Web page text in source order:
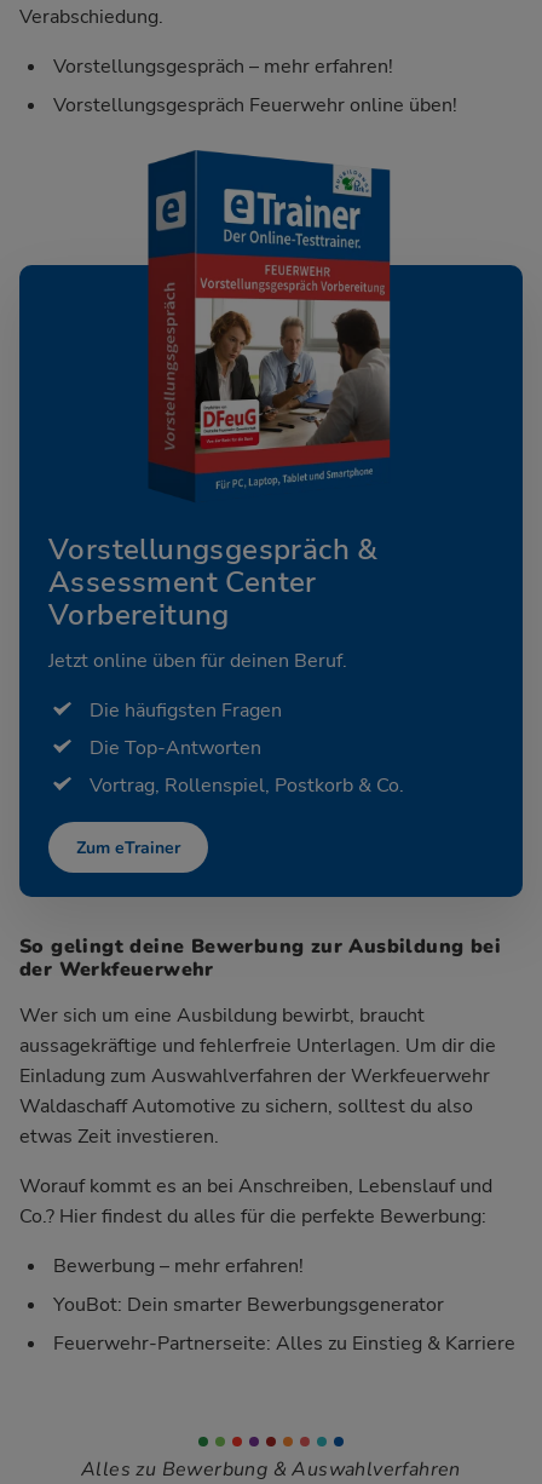
Verabschiedung.
Vorstellungsgespräch – mehr erfahren!
Vorstellungsgespräch Feuerwehr online üben!
Vorstellungsgespräch &
Assessment Center
Vorbereitung
Jetzt online üben für deinen Beruf.
Die häufigsten Fragen
Die Top-Antworten
Vortrag, Rollenspiel, Postkorb & Co.
Zum eTrainer
So gelingt deine Bewerbung zur Ausbildung bei
der Werkfeuerwehr
Wer sich um eine Ausbildung bewirbt, braucht
aussagekräftige und fehlerfreie Unterlagen. Um dir die
Einladung zum Auswahlverfahren der Werkfeuerwehr
Waldaschaff Automotive zu sichern, solltest du also
etwas Zeit investieren.
Worauf kommt es an bei Anschreiben, Lebenslauf und
Co.? Hier findest du alles für die perfekte Bewerbung:
Bewerbung – mehr erfahren!
YouBot: Dein smarter Bewerbungsgenerator
Feuerwehr-Partnerseite: Alles zu Einstieg & Karriere
Alles zu Bewerbung & Auswahlverfahren